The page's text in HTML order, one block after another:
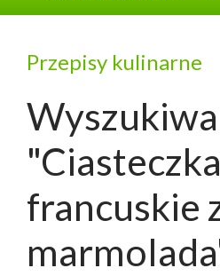
Przepisy kulinarne
"Ciasteczka
francuskie